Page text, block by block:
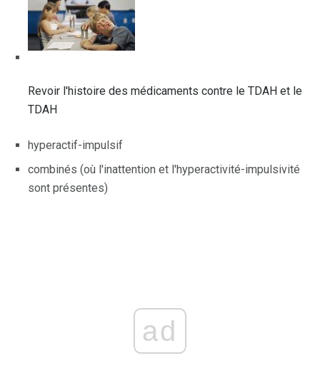
Revoir l'histoire des médicaments contre le TDAH et le
TDAH
hyperactif-impulsif
combinés (où l'inattention et l'hyperactivité-impulsivité
sont présentes)
ad